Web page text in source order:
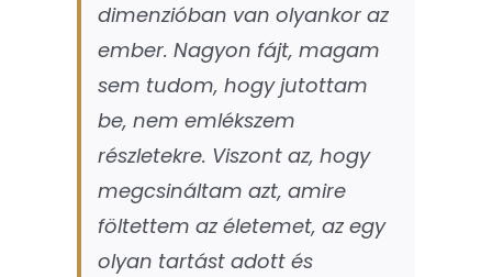
dimenzióban van olyankor az
ember. Nagyon fájt, magam
sem tudom, hogy jutottam
be, nem emlékszem
részletekre. Viszont az, hogy
megcsináltam azt, amire
föltettem az életemet, az egy
olyan tartást adott és